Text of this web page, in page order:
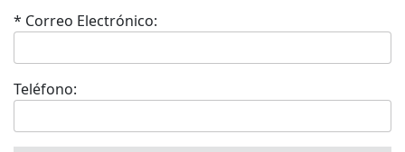
* Correo Electrónico:
Teléfono: